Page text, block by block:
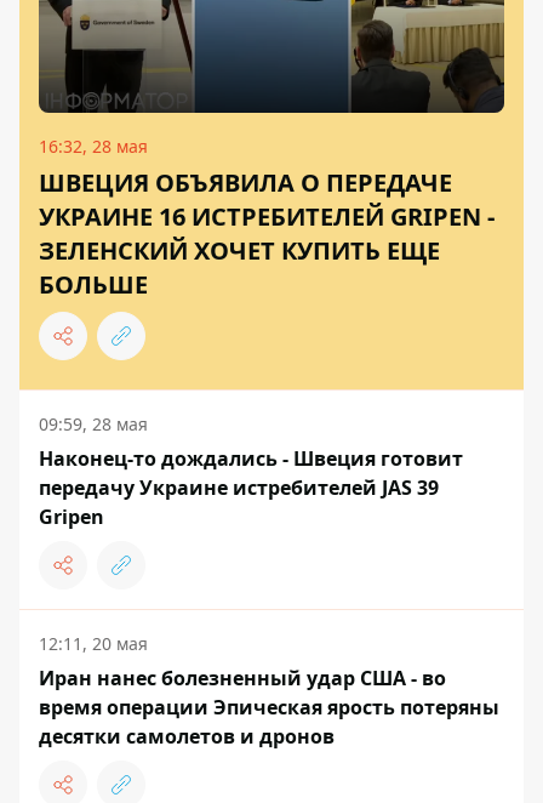
16:32, 28 мая
ШВЕЦИЯ ОБЪЯВИЛА О ПЕРЕДАЧЕ
УКРАИНЕ 16 ИСТРЕБИТЕЛЕЙ GRIPEN -
ЗЕЛЕНСКИЙ ХОЧЕТ КУПИТЬ ЕЩЕ
БОЛЬШЕ
09:59, 28 мая
Наконец-то дождались - Швеция готовит
передачу Украине истребителей JAS 39
Gripen
12:11, 20 мая
Иран нанес болезненный удар США - во
время операции Эпическая ярость потеряны
десятки самолетов и дронов